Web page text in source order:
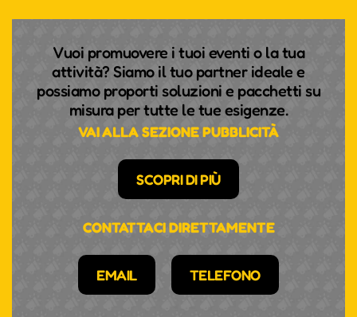
eines: extrem leidenschaftlich in allem, was sie tut.
Die Südtiroler Klarinettistin hat geschafft, was vor
ihr noch keiner Frau gelungen ist, nämlich ins
Klarinettenregister der Wiener Philharmoniker
gerade ihren Kindheitstraum vom Dirigieren und
spielt auch noch Fußball.
Vuoi promuovere i tuoi eventi o la tua
attività? Siamo il tuo partner ideale e
possiamo proporti soluzioni e pacchetti su
misura per tutte le tue esigenze.
VAI ALLA SEZIONE PUBBLICITÀ
SCOPRI DI PIÙ
CONTATTACI DIRETTAMENTE
EMAIL TELEFONO